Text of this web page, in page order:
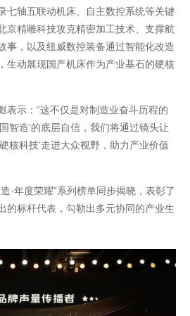
七轴五联动机床、自主数控系统等关键
京精雕科技攻克精密加工技术、支撑航
事，以及纽威数控装备通过智能化改造
生动展现国产机床作为产业基石的硬核
示：“这不仅是对制造业奋斗历程的
智造’的底层自信，我们将通过镜头让
核科技’走进大众视野，助力产业价值
年度荣耀”系列榜单同步揭晓，表彰了
的标杆代表，勾勒出多元协同的产业生